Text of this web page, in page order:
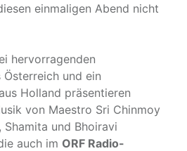
einmaligen Abend nicht
hervorragenden
Österreich und ein
Holland präsentieren
von Maestro Sri Chinmoy
Shamita und Bhoiravi
auch im ORF Radio-